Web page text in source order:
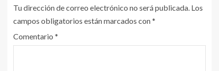
Tu dirección de correo electrónico no será publicada. Los
campos obligatorios están marcados con*
Comentario *